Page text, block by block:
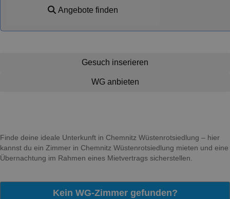
Angebote finden
Gesuch inserieren
WG anbieten
Finde deine ideale Unterkunft in Chemnitz Wüstenrotsiedlung – hier
kannst du ein Zimmer in Chemnitz Wüstenrotsiedlung mieten und eine
Übernachtung im Rahmen eines Mietvertrags sicherstellen.
Kein WG-Zimmer gefunden?